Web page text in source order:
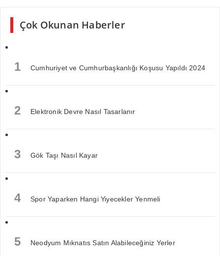
Çok Okunan Haberler
1 Cumhuriyet ve Cumhurbaşkanlığı Koşusu Yapıldı 2024
2 Elektronik Devre Nasıl Tasarlanır
3 Gök Taşı Nasıl Kayar
4 Spor Yaparken Hangi Yiyecekler Yenmeli
5 Neodyum Mıknatıs Satın Alabileceğiniz Yerler